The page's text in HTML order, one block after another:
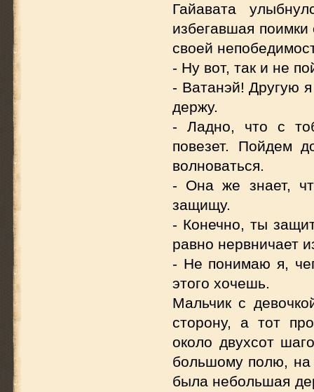
Гайавата
избегавшая
своей
- Ну вот, так и не
- Ватанэй! Другую
держу.
- Ладно, что с
повезет. Пойдем
волноваться.
- Она же знает,
защищу.
- Конечно, ты
равно нервничает
- Не понимаю я,
этого хочешь.
Мальчик с
сторону, а тот
около двухсот
большому полю, на
была небольшая